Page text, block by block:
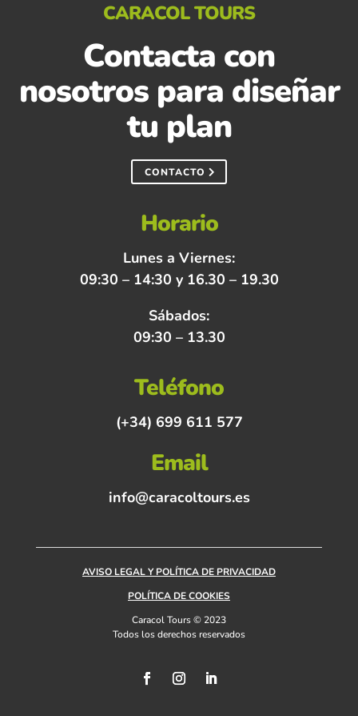
CARACOL TOURS
Contacta con
nosotros para diseñar
tu plan
CONTACTO
Horario
Lunes a Viernes:
09:30 – 14:30 y 16.30 – 19.30
Sábados:
09:30 – 13.30
Teléfono
(+34) 699 611 577
Email
info@caracoltours.es
AVISO LEGAL Y POLÍTICA DE PRIVACIDAD
POLÍTICA DE COOKIES
Caracol Tours © 2023
Todos los derechos reservados